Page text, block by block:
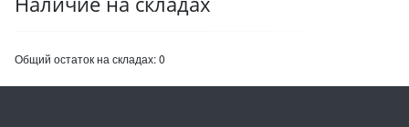
Общий остаток на складах:0